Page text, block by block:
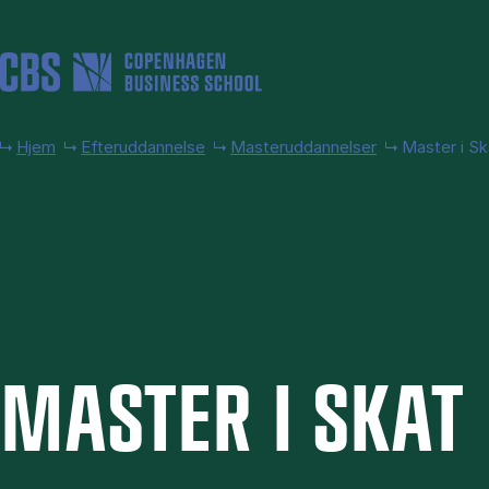
Hjem Efteruddannelse Masteruddannelser Master i
MA­STER I SKAT